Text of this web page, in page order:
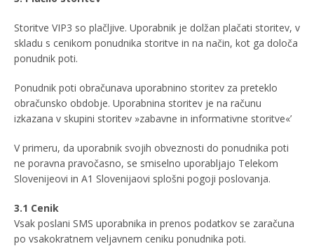
Storitve VIP3 so plačljive. Uporabnik je dolžan plačati storitev, v
skladu s cenikom ponudnika storitve in na način, kot ga določa
ponudnik poti.
Ponudnik poti obračunava uporabnino storitev za preteklo
obračunsko obdobje. Uporabnina storitev je na računu
izkazana v skupini storitev »zabavne in informativne storitve«’
V primeru, da uporabnik svojih obveznosti do ponudnika poti
ne poravna pravočasno, se smiselno uporabljajo Telekom
Slovenijeovi in A1 Slovenijaovi splošni pogoji poslovanja.
3.1 Cenik
Vsak poslani SMS uporabnika in prenos podatkov se zaračuna
po vsakokratnem veljavnem ceniku ponudnika poti.